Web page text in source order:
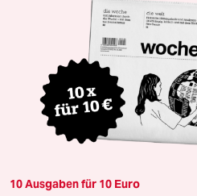
10 Ausgaben für 10 Euro